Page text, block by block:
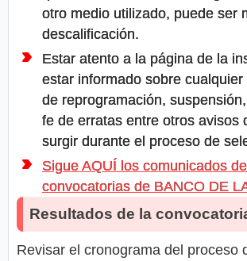
otro medio utilizado, puede ser
descalificación.
Estar atento a la página de la
estar informado sobre
de reprogramación,
fe de erratas entre otros avisos
surgir durante el proceso de
Sigue AQUÍ los comunicados
convocatorias de BANCO DE
Resultados de la
Revisar el cronograma del proceso